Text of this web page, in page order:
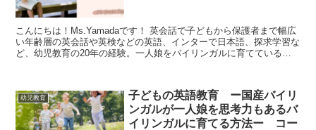
こんにちは！Ms.Yamadaです！ 英会話で子どもから保護者まで幅広
い年齢層の英会話や英検などの英語、インターで日本語、探求学習な
ど、幼児教育の20年の経験。一人娘をバイリンガルに育てている幼
幼児教育
子どもの英語教育 ー国産バイリ
ンガルが一人娘を思考力もあるバ
イリンガルに育てる方法ー コー